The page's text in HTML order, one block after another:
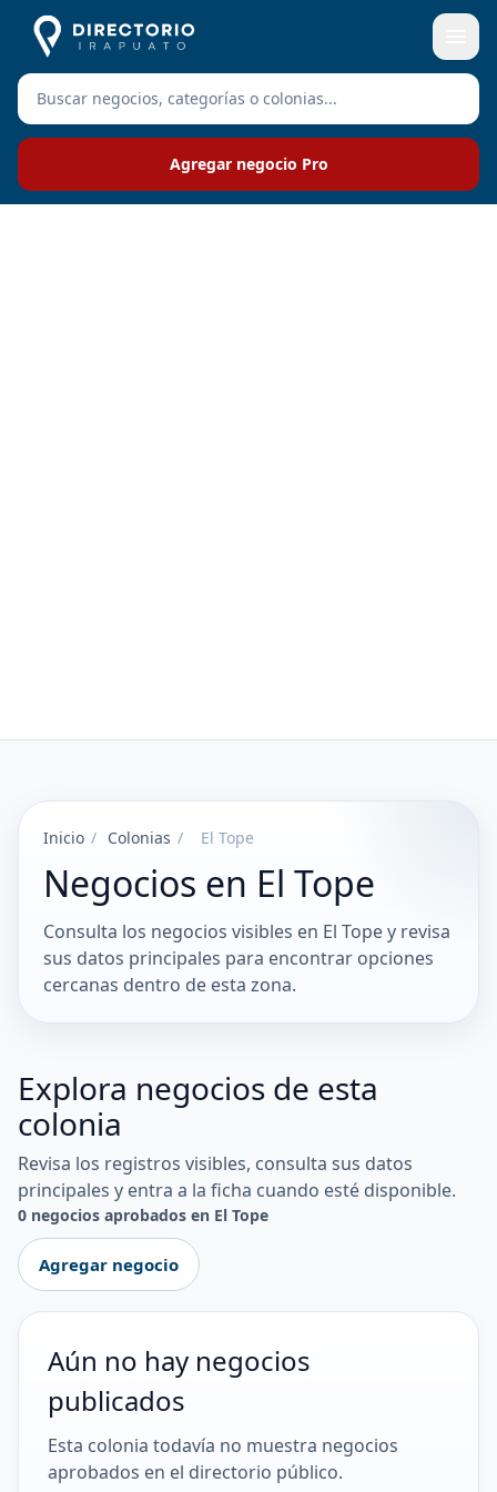
Agregar negocio Pro
Inicio / Colonias / El Tope
Negocios en El Tope
Consulta los negocios visibles en El Tope y revisa
sus datos principales para encontrar opciones
cercanas dentro de esta zona.
Explora negocios de esta
colonia
Revisa los registros visibles, consulta sus datos
principales y entra a la ficha cuando esté disponible.
0 negocios aprobados en El Tope
Agregar negocio
Aún no hay negocios
publicados
Esta colonia todavía no muestra negocios
aprobados en el directorio público.